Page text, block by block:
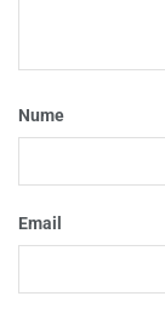
Nume
Email